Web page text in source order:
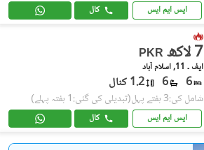
ایس ایم ایس کال
PKR 7 لاکھ
ایف ۔ 11, اسلام آباد
6
6 1.2 کنال
شامل کی:3 ہفتے پہل (تبدیلی کی گئی:1 ہفتہ پہلے)
ایس ایم ایس کال